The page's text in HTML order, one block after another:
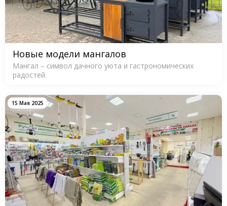
Новые модели мангалов
Мангал – символ дачного уюта и гастрономических
радостей.
15 Мая 2025